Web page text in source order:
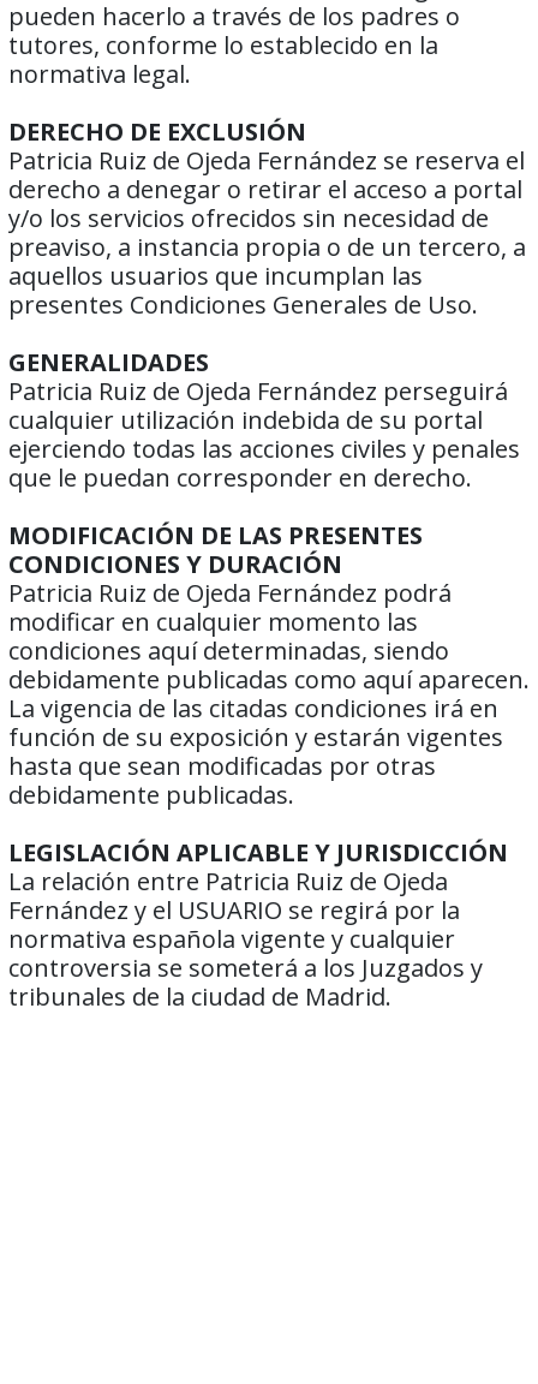
pueden hacerlo a través de los padres o
tutores, conforme lo establecido en la
normativa legal.
DERECHO DE EXCLUSIÓN
Patricia Ruiz de Ojeda Fernández se reserva el
derecho a denegar o retirar el acceso a portal
y/o los servicios ofrecidos sin necesidad de
preaviso, a instancia propia o de un tercero, a
aquellos usuarios que incumplan las
presentes Condiciones Generales de Uso.
GENERALIDADES
Patricia Ruiz de Ojeda Fernández perseguirá
cualquier utilización indebida de su portal
ejerciendo todas las acciones civiles y penales
que le puedan corresponder en derecho.
MODIFICACIÓN DE LAS PRESENTES
CONDICIONES Y DURACIÓN
Patricia Ruiz de Ojeda Fernández podrá
modificar en cualquier momento las
condiciones aquí determinadas, siendo
debidamente publicadas como aquí aparecen.
La vigencia de las citadas condiciones irá en
función de su exposición y estarán vigentes
hasta que sean modificadas por otras
debidamente publicadas.
LEGISLACIÓN APLICABLE Y JURISDICCIÓN
La relación entre Patricia Ruiz de Ojeda
Fernández y el USUARIO se regirá por la
normativa española vigente y cualquier
controversia se someterá a los Juzgados y
tribunales de la ciudad de Madrid.